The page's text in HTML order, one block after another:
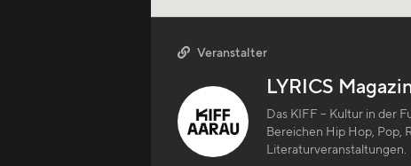
 Veranstalter
LYRICS
Das KIFF – Kultur in der
Bereichen Hip Hop, Pop,
Literaturveranstaltungen.